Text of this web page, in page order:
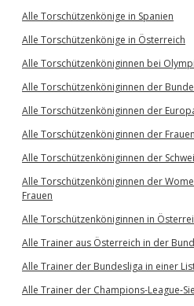
Alle Torschützenkönige in Spanien
Alle Torschützenkönige in Österreich
Alle Torschützenköniginnen bei
Alle Torschützenköniginnen der
Alle Torschützenköniginnen der
Alle Torschützenköniginnen der
Alle Torschützenköniginnen der
Alle Torschützenköniginnen der
Frauen
Alle Torschützenköniginnen in
Alle Trainer aus Österreich in der
Alle Trainer der Bundesliga in einer
Alle Trainer der Champions-League-